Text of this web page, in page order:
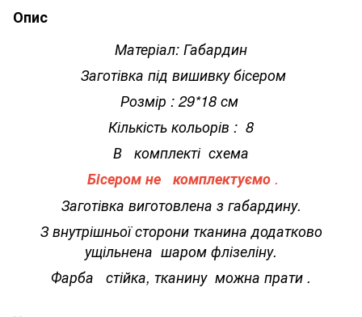
Опис
Матеріал: Габардин
Заготівка під вишивку бісером
Розмір : 29*18 см
Кількість кольорів : 8
В комплекті схема
Бісером не комплектуємо .
Заготівка виготовлена з габардину.
З внутрішньої сторони тканина додатково
ущільнена шаром флізеліну.
Фарба стійка, тканину можна прати .